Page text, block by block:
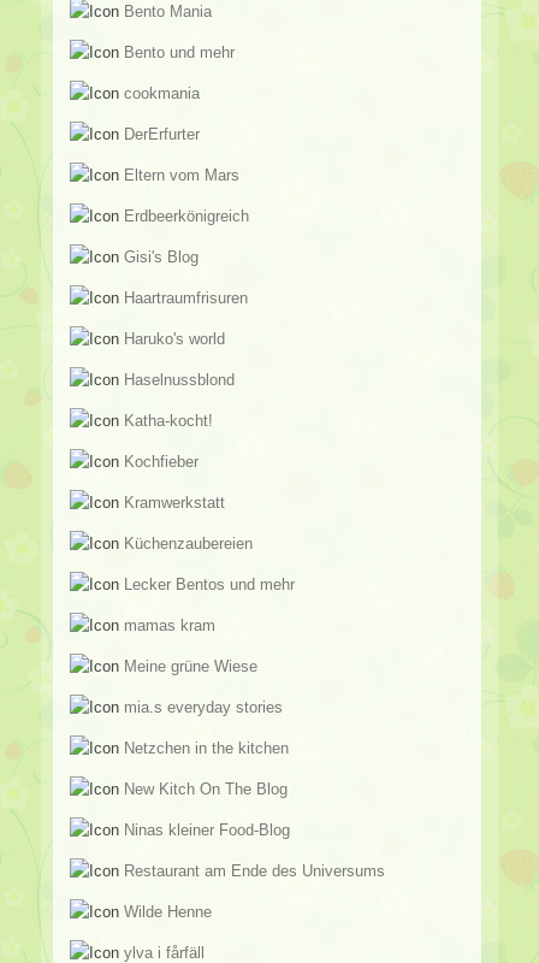
Bento Mania
Bento und mehr
cookmania
DerErfurter
Eltern vom Mars
Erdbeerkönigreich
Gisi's Blog
Haartraumfrisuren
Haruko's world
Haselnussblond
Katha-kocht!
Kochfieber
Kramwerkstatt
Küchenzaubereien
Lecker Bentos und mehr
mamas kram
Meine grüne Wiese
mia.s everyday stories
Netzchen in the kitchen
New Kitch On The Blog
Ninas kleiner Food-Blog
Restaurant am Ende des Universums
Wilde Henne
ylva i fårfäll